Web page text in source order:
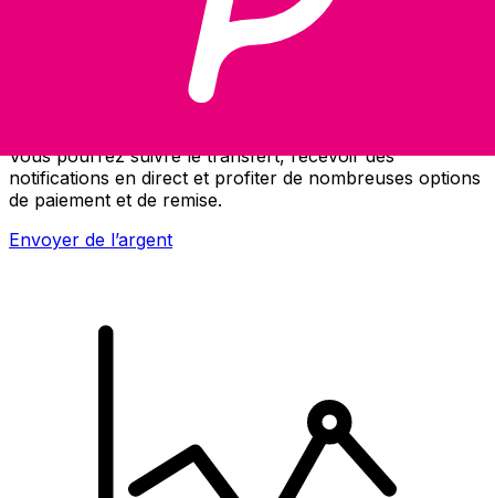
Transferts d'argent internationaux avec Xe
Vous pourrez suivre le transfert, recevoir des
notifications en direct et profiter de nombreuses options
de paiement et de remise.
Envoyer de l’argent